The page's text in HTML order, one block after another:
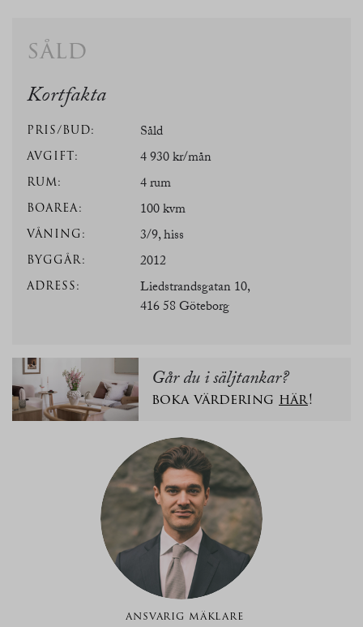
såld
Kortfakta
PRIS/BUD: Såld
AVGIFT: 4 930 kr/mån
RUM: 4 rum
BOAREA: 100 kvm
VÅNING: 3/9, hiss
BYGGÅR: 2012
ADRESS:
Liedstrandsgatan 10,
416 58 Göteborg
Går du i säljtankar?
boka värdering här!
ANSVARIG MÄKLARE